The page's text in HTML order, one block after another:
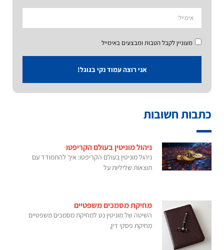
מעוניין לקבל הטבות ומבצעים באימייל
אני רוצה עמוד נקי בגוגל!
כתבות חשובות
ניהול מוניטין בעולם הקריפטו
ניהול מוניטין בעולם הקריפטו: איך להתמודד עם
תוצאות שליליות על
מחיקת מסמכים משפטיים
השיטה של מוניטין נט למחיקת מסמכים משפטיים
מחיקת פסקי דין,